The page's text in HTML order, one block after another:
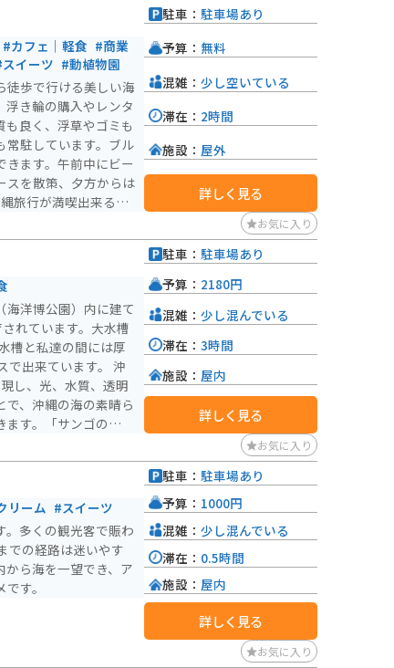
#カフェ｜軽食 #商業
イーツ #動植物園
徒歩で行ける美しい海
き輪の購入やレンタ
良く、浮草やゴミも
常駐しています。ブル
ます。午前中にビー
スを散策、夕方からは
旅行が満喫出来る素
駐車： 駐車場あり
予算： 無料
混雑： 少し空いている
滞在： 2時間
施設： 屋外
詳しく見る
お気に入り
海洋博公園）内に建て
れています。大水槽
槽と私達の間には厚
出来ています。 沖
し、光、水質、透明
、沖縄の海の素晴ら
す。「サンゴの海」
ウマンタが観察できる
沖縄の深海を再現し
れ、解説員によるプ
度訪れても新たな発見
族館作りがなされて
駐車： 駐車場あり
予算： 2180円
混雑： 少し混んでいる
滞在： 3時間
施設： 屋内
詳しく見る
お気に入り
リーム #スイーツ
。多くの観光客で賑わ
での経路は迷いやす
から海を一望でき、ア
す。
駐車： 駐車場あり
予算： 1000円
混雑： 少し混んでいる
滞在： 0.5時間
施設： 屋内
詳しく見る
お気に入り